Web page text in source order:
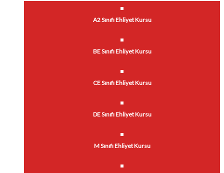
A2 Sınıfı Ehliyet Kursu
BE Sınıfı Ehliyet Kursu
CE Sınıfı Ehliyet Kursu
DE Sınıfı Ehliyet Kursu
M Sınıfı Ehliyet Kursu